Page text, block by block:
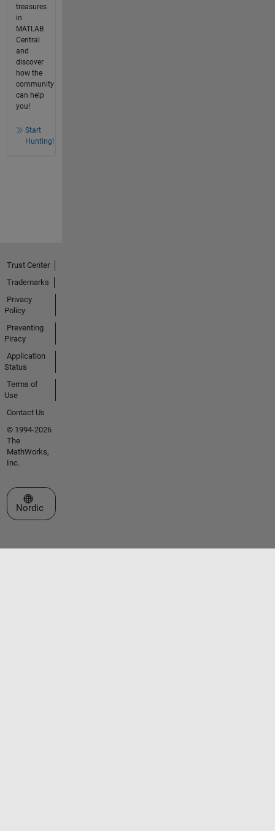
treasures
in
MATLAB
Central
and
discover
how the
community
can help
you!
Start
Hunting!
Trust Center
Trademarks
Privacy
Policy
Preventing
Piracy
Application
Status
Terms of
Use
Contact Us
© 1994-2026
The
MathWorks,
Inc.
Select a Web Site
Nordic